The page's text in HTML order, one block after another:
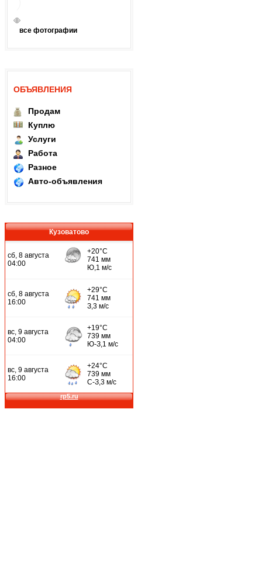
все фотографии
ОБЪЯВЛЕНИЯ
Продам
Куплю
Услуги
Работа
Разное
Авто-объявления
Кузоватово